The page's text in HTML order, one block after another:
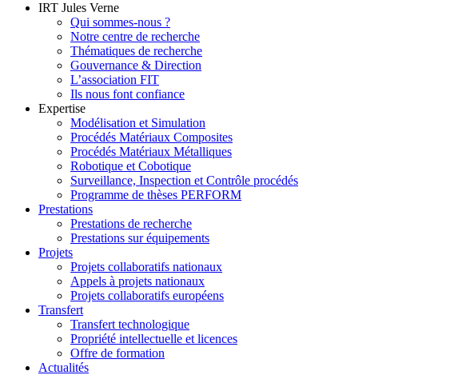
IRT Jules Verne
Qui sommes-nous ?
Notre centre de recherche
Thématiques de recherche
Gouvernance & Direction
L’association FIT
Ils nous font confiance
Expertise
Modélisation et Simulation
Procédés Matériaux Composites
Procédés Matériaux Métalliques
Robotique et Cobotique
Surveillance, Inspection et Contrôle procédés
Programme de thèses PERFORM
Prestations
Prestations de recherche
Prestations sur équipements
Projets
Projets collaboratifs nationaux
Appels à projets nationaux
Projets collaboratifs européens
Transfert
Transfert technologique
Propriété intellectuelle et licences
Offre de formation
Actualités